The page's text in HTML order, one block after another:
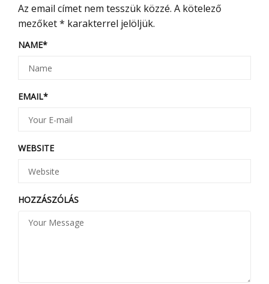
Az email címet nem tesszük közzé. A kötelező
mezőket* karakterrel jelöljük.
NAME*
EMAIL*
WEBSITE
HOZZÁSZÓLÁS